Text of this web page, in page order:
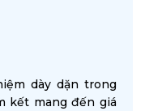
dày dặn trong
kết mang đến giá